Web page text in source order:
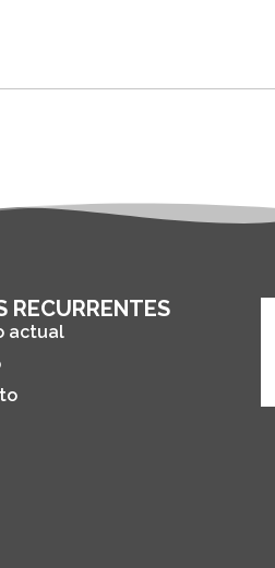
RECURRENTES
actual